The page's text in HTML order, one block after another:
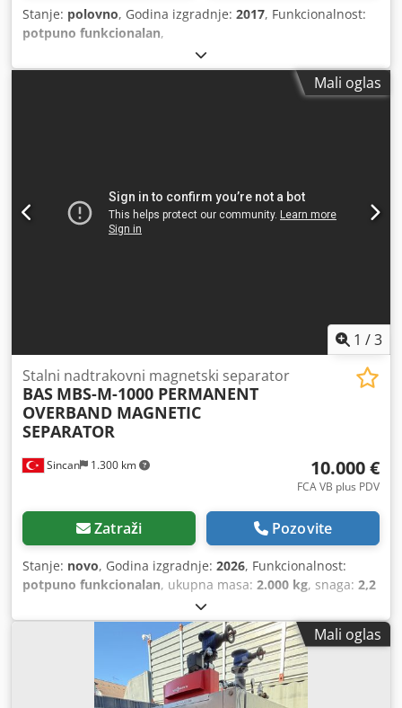
Stanje: polovno, Godina izgradnje: 2017, Funkcionalnost:
potpuno funkcionalan,
Mali oglas
1 /3
Sincan 1.300 km
Stalni nadtrakovni magnetski separator
BAS MBS-M-1000 PERMANENT
OVERBAND MAGNETIC
SEPARATOR
10.000 €
FCA VB plus PDV
Zatraži Pozovite
Stanje: novo, Godina izgradnje: 2026, Funkcionalnost:
potpuno funkcionalan, ukupna masa: 2.000 kg, snaga: 2,2
Mali oglas